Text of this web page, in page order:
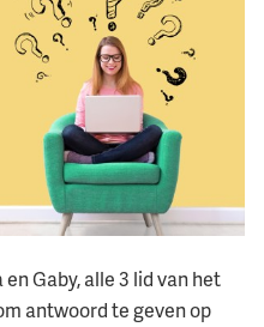
Gaby, alle 3 lid van het
antwoord te geven op